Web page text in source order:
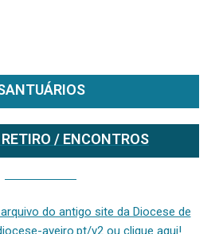
/ ENCONTROS
do antigo site da Diocese de
aveiro.pt/v2 ou clique aqui!